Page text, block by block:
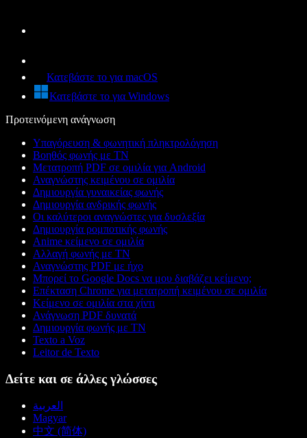
Κατεβάστε το για macOS
Κατεβάστε το για Windows
Προτεινόμενη ανάγνωση
Υπαγόρευση & φωνητική πληκτρολόγηση
Βοηθός φωνής με ΤΝ
Μετατροπή PDF σε ομιλία για Android
Αναγνώστης κειμένου σε ομιλία
Δημιουργία γυναικείας φωνής
Δημιουργία ανδρικής φωνής
Οι καλύτεροι αναγνώστες για δυσλεξία
Δημιουργία ρομποτικής φωνής
Anime κείμενο σε ομιλία
Αλλαγή φωνής με ΤΝ
Αναγνώστης PDF με ήχο
Μπορεί το Google Docs να μου διαβάζει κείμενο;
Επέκταση Chrome για μετατροπή κειμένου σε ομιλία
Κείμενο σε ομιλία στα χίντι
Ανάγνωση PDF δυνατά
Δημιουργία φωνής με ΤΝ
Texto a Voz
Leitor de Texto
Δείτε και σε άλλες γλώσσες
العربية
Magyar
中文 (简体)